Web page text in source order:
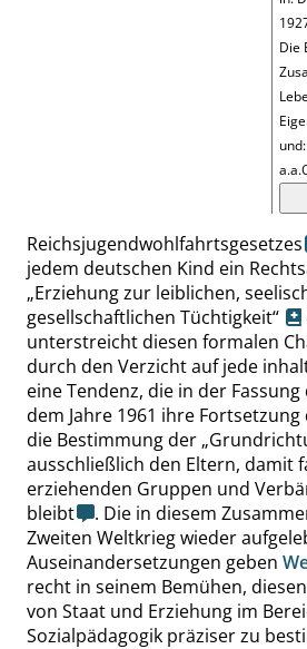
Die
und:
Reichsjugendwohlfahrtsgesetzes
jedem deutschen Kind ein
„Erziehung zur leiblichen,
gesellschaftlichen Tüchtigkeit“
unterstreicht diesen formalen
durch den Verzicht auf jede
eine Tendenz, die in der Fassung
dem Jahre 1961 ihre
die Bestimmung der „
ausschließlich den Eltern, damit
erziehenden Gruppen und
bleibt
. Die in diesem
Zweiten Weltkrieg wieder
Auseinandersetzungen geben
recht in seinem Bemühen,
von Staat und Erziehung im
Sozialpädagogik präziser zu